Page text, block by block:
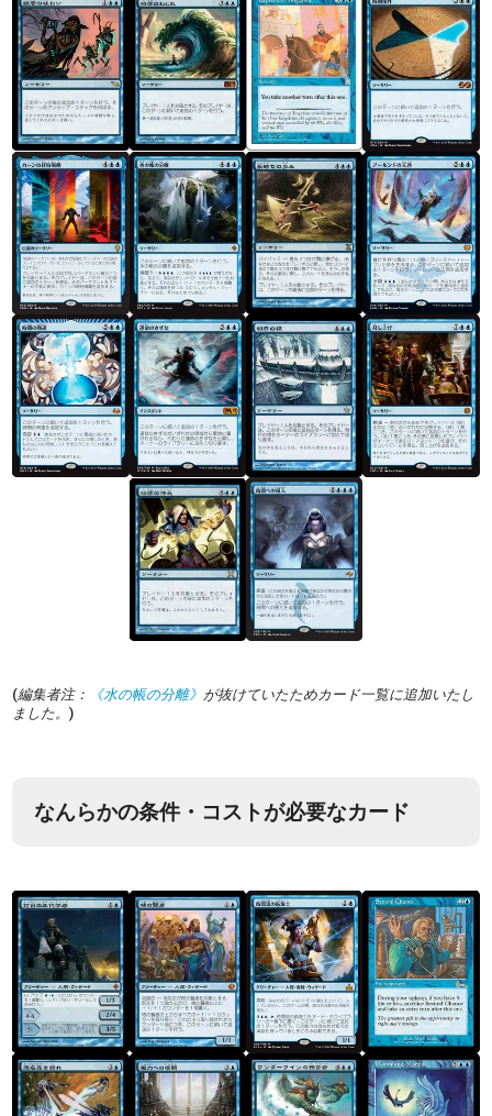
(編集者注： 《水の帳の分離》 が抜けていたためカード一覧に追加いたし
ました。)
なんらかの条件・コストが必要なカード